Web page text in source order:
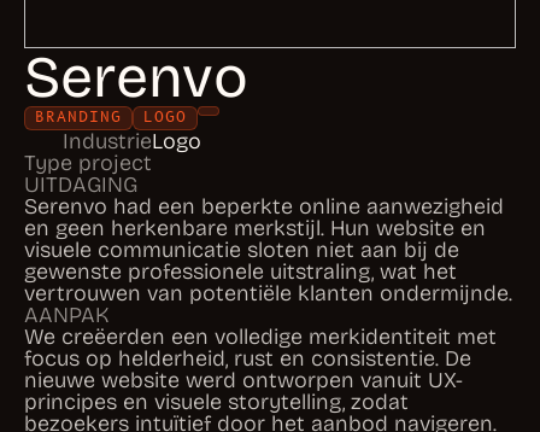
Serenvo
BRANDING LOGO
Industrie
Type project
Logo
UITDAGING
Serenvo had een beperkte online aanwezigheid
en geen herkenbare merkstijl. Hun website en
visuele communicatie sloten niet aan bij de
gewenste professionele uitstraling, wat het
vertrouwen van potentiële klanten ondermijnde.
AANPAK
We creëerden een volledige merkidentiteit met
focus op helderheid, rust en consistentie. De
nieuwe website werd ontworpen vanuit UX-
principes en visuele storytelling, zodat
bezoekers intuïtief door het aanbod navigeren.
De identiteit komt nu in elk detail terug:
kleurgebruik, fotografie, typografie en tone of